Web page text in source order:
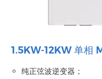
1.5KW-12KW 单相
纯正弦波逆变器；